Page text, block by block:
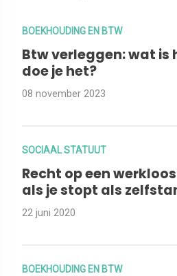
BOEKHOUDING EN BTW
Btw verleggen: wat is
doe je het?
08 november 2023
SOCIAAL STATUUT
Recht op een
als je stopt als
22 juni 2020
BOEKHOUDING EN BTW